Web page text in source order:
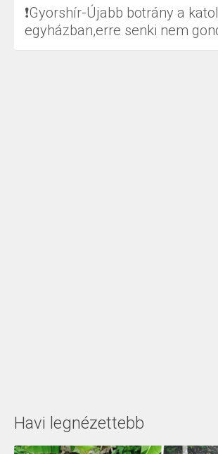
❗Gyorshír-Újabb botrány a
egyházban,erre senki nem
Havi legnézettebb